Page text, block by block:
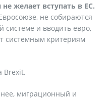
желает вступать в ЕС.
не собираются
системе и вводить евро,
системным критериям
Brexit.
миграционный и